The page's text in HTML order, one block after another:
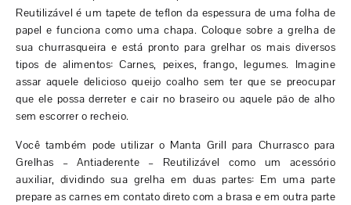
Reutilizável é um tapete de teflon da espessura de uma folha de
papel e funciona como uma chapa. Coloque sobre a grelha de
sua churrasqueira e está pronto para grelhar os mais diversos
tipos de alimentos: Carnes, peixes, frango, legumes. Imagine
assar aquele delicioso queijo coalho sem ter que se preocupar
que ele possa derreter e cair no braseiro ou aquele pão de alho
sem escorrer o recheio.
Você também pode utilizar o Manta Grill para Churrasco para
Grelhas – Antiaderente – Reutilizável como um acessório
auxiliar, dividindo sua grelha em duas partes: Em uma parte
prepare as carnes em contato direto com a brasa e em outra parte